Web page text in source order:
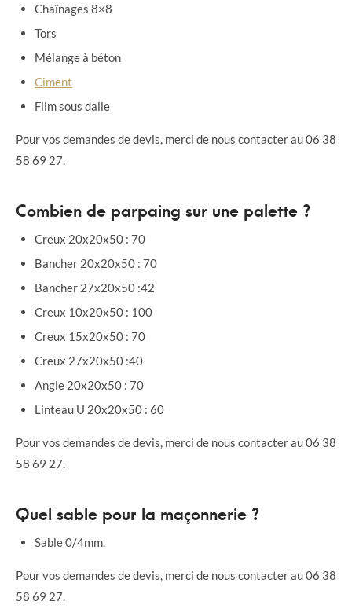
Chaînages 8×8
Tors
Mélange à béton
Ciment
Film sous dalle
Pour vos demandes de devis, merci de nous contacter au 06 38
58 69 27.
Combien de parpaing sur une palette ?
Creux 20x20x50 : 70
Bancher 20x20x50 : 70
Bancher 27x20x50 :42
Creux 10x20x50 : 100
Creux 15x20x50 : 70
Creux 27x20x50 :40
Angle 20x20x50 : 70
Linteau U 20x20x50 : 60
Pour vos demandes de devis, merci de nous contacter au 06 38
58 69 27.
Quel sable pour la maçonnerie ?
Sable 0/4mm.
Pour vos demandes de devis, merci de nous contacter au 06 38
58 69 27.